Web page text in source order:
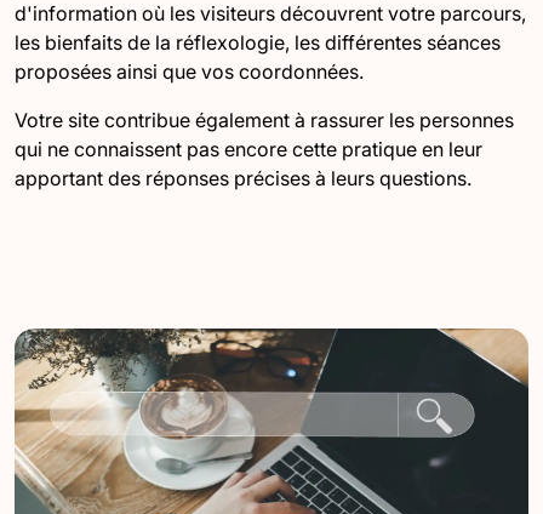
d'information où les visiteurs découvrent votre parcours,
les bienfaits de la réflexologie, les différentes séances
proposées ainsi que vos coordonnées.
Votre site contribue également à rassurer les personnes
qui ne connaissent pas encore cette pratique en leur
apportant des réponses précises à leurs questions.